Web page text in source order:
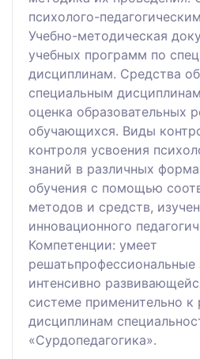
психолого-
Учебно-методическая
учебных программ по
дисциплинам. Средства
специальным
оценка образовательных
обучающихся. Виды
контроля усвоения
знаний в различных
обучения с помощью
методов и средств,
инновационного
Компетенции: умеет
решатьпрофессиональные
интенсивно
системе применительно
дисциплинам
«Сурдопедагогика».